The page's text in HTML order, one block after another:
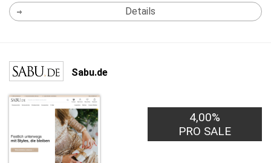
Details
Sabu.de
4,00%
PRO SALE